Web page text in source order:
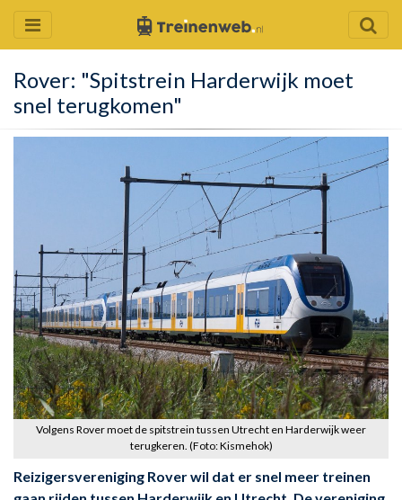
Rover: "Spitstrein Harderwijk moet
snel terugkomen"
Volgens Rover moet de spitstrein tussen Utrecht en Harderwijk weer
terugkeren. (Foto: Kismehok)
Reizigersvereniging Rover wil dat er snel meer treinen